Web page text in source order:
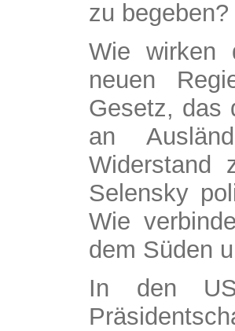
zu begeben?
Wie wirken
neuen
Gesetz, das
an
Widerstand
Selensky
Wie
dem Süden
In den